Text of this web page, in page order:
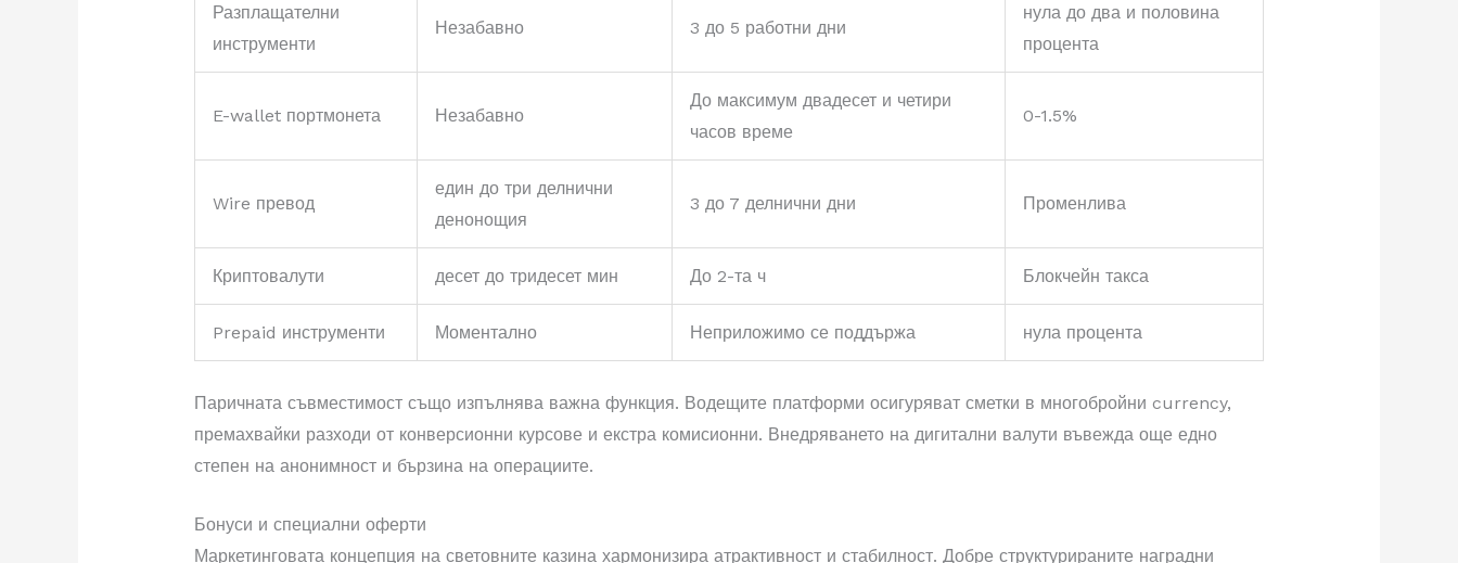
Разплащателни
инструменти
Незабавно 3 до 5 работни дни
нула до два и половина
процента
E-wallet портмонета Незабавно
До максимум двадесет и четири
часов време
0-1.5%
Wire превод
един до три делнични
денонощия
3 до 7 делнични дни Променлива
Криптовалути десет до тридесет мин До 2-та ч Блокчейн такса
Prepaid инструменти Моментално Неприложимо се поддържа нула процента
Паричната съвместимост също изпълнява важна функция. Водещите платформи осигуряват сметки в многобройни currency,
премахвайки разходи от конверсионни курсове и екстра комисионни. Внедряването на дигитални валути въвежда още едно
степен на анонимност и бързина на операциите.
Бонуси и специални оферти
Маркетинговата концепция на световните казина хармонизира атрактивност и стабилност. Добре структурираните наградни